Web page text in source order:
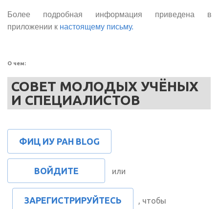
Более подробная информация приведена в
приложении к настоящему письму.
О чем:
СОВЕТ МОЛОДЫХ УЧЁНЫХ
И СПЕЦИАЛИСТОВ
ФИЦ ИУ РАН BLOG
ВОЙДИТЕ или
ЗАРЕГИСТРИРУЙТЕСЬ , чтобы